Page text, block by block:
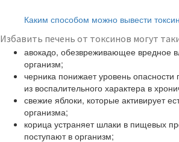
Каким способом можно вывести
Избавить печень от токсинов могут
авокадо, обезвреживающее вредное
организм;
черника понижает уровень опасности
из воспалительного характера в
свежие яблоки, которые активирует
организма;
корица устраняет шлаки в пищевых
поступают в организм;